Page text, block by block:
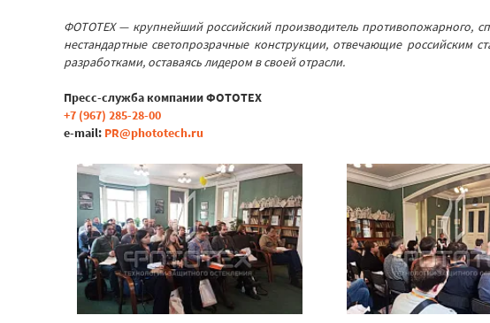
ФОТОТЕХ — крупнейший российский производитель противопожарного,
нестандартные светопрозрачные конструкции, отвечающие российским
разработками, оставаясь лидером в своей отрасли.
Пресс-служба компании ФОТОТЕХ
+7 (967) 285-28-00
e-mail: PR@phototech.ru